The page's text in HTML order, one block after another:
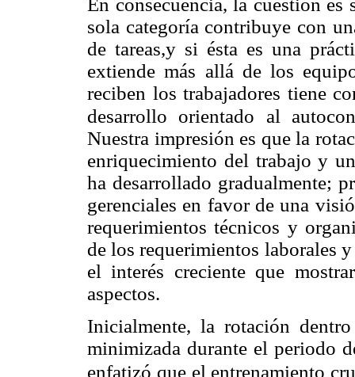
En consecuencia, la cuestión
sola categoría contribuye con
de tareas,y si ésta es una
extiende más allá de los
reciben los trabajadores tiene
desarrollo orientado al
Nuestra impresión es que la
enriquecimiento del trabajo y
ha desarrollado gradualmente;
gerenciales en favor de una
requerimientos técnicos y
de los requerimientos laborales
el interés creciente que
aspectos.
Inicialmente, la rotación
minimizada durante el periodo
enfatizó que el entrenamiento